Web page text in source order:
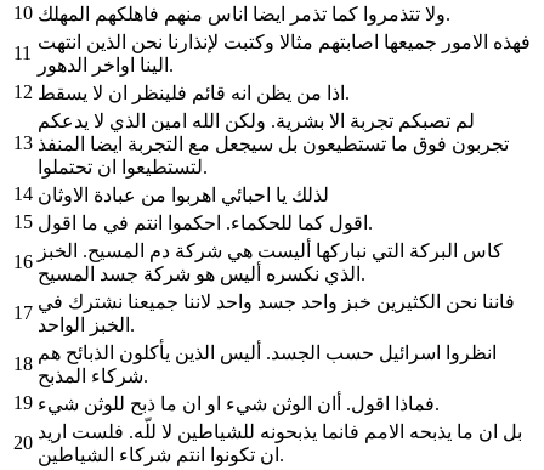
10
ولا تتذمروا كما تذمر ايضا اناس منهم فاهلكهم المهلك.
11
فهذه الامور جميعها اصابتهم مثالا وكتبت لإنذارنا نحن الذين انتهت
الينا اواخر الدهور.
12
اذا من يظن انه قائم فلينظر ان لا يسقط.
13
لم تصبكم تجربة الا بشرية. ولكن الله امين الذي لا يدعكم
تجربون فوق ما تستطيعون بل سيجعل مع التجربة ايضا المنفذ
لتستطيعوا ان تحتملوا.
14 لذلك يا احبائي اهربوا من عبادة الاوثان
15
اقول كما للحكماء. احكموا انتم في ما اقول.
16
كاس البركة التي نباركها أليست هي شركة دم المسيح. الخبز
الذي نكسره أليس هو شركة جسد المسيح.
17
فاننا نحن الكثيرين خبز واحد جسد واحد لاننا جميعنا نشترك في
الخبز الواحد.
18
انظروا اسرائيل حسب الجسد. أليس الذين يأكلون الذبائح هم
شركاء المذبح.
19
فماذا اقول. أان الوثن شيء او ان ما ذبح للوثن شيء.
20
بل ان ما يذبحه الامم فانما يذبحونه للشياطين لا للّه. فلست اريد
ان تكونوا انتم شركاء الشياطين.